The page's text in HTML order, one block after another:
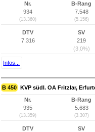
Nr.
934
(13.360)
B-Rang
7.548
(5.156)
DTV
7.316
SV
219
(3,0%)
Infos...
B 450 KVP südl. OA Fritzlar,
Nr.
935
(13.359)
B-Rang
5.683
(3.307)
DTV
SV